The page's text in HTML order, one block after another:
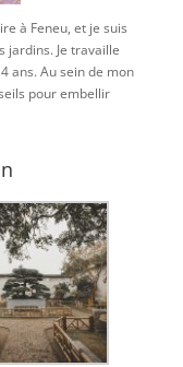
à Feneu, et je suis
jardins. Je travaille
ans. Au sein de mon
pour embellir